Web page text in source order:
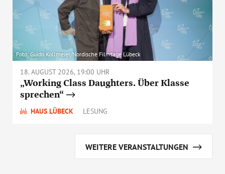
Foto: Guido Kollmeier/Nordische Filmtage Lübeck
18. AUGUST 2026, 19:00 UHR
„Working Class Daughters. Über Klasse
sprechen“
HAUS LÜBECK LESUNG
WEITERE VERANSTALTUNGEN